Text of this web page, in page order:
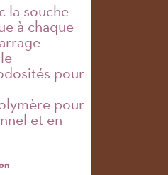
la souche
à chaque
pour
pour
et en